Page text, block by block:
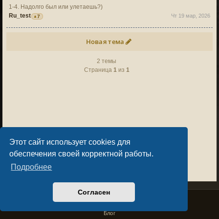
Этот сайт использует cookies для
обеспечения своей корректной работы.
Подробнее
Согласен
1-4. Надолго был или улетаешь?)
Ru_test
7 Чт 19 мар, 2026
Новая тема
2 темы
Страница 1 из 1
Privacy PolicyLicense Agreement
Copyright © Sacralium Games 2023-
Блог